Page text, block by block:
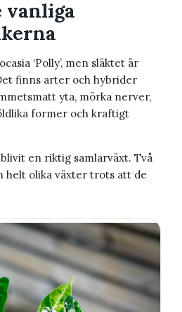
vanliga
‘Polly’, men släktet är
finns arter och hybrider
yta, mörka nerver,
former och kraftigt
en riktig samlarväxt. Två
helt olika växter trots att de